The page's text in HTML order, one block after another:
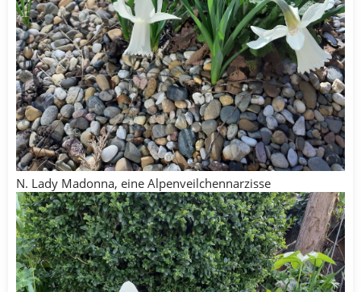
N. Lady Madonna, eine Alpenveilchennarzisse